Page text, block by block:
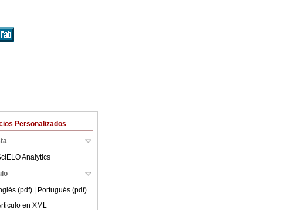
Personalizados
Analytics
(pdf) | Portugués (pdf)
en XML